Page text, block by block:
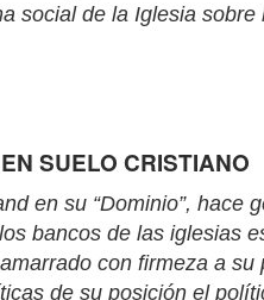
social de la Iglesia
SUELO CRISTIANO
en su “Dominio”, hace
bancos de las iglesias
con firmeza a
de su posición el